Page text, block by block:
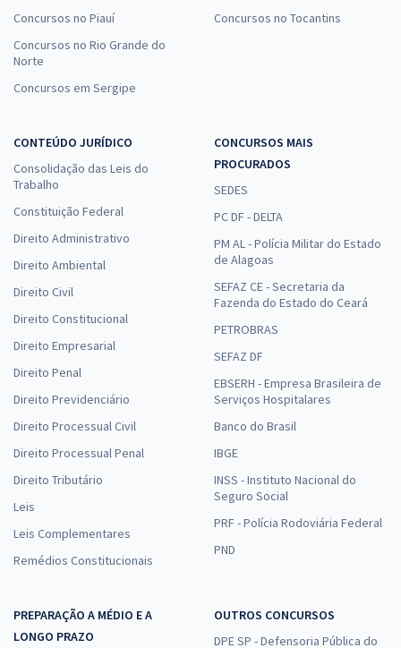
Concursos no Piauí
Concursos no Rio Grande do
Norte
Concursos em Sergipe
Concursos no Tocantins
CONTEÚDO JURÍDICO
Consolidação das Leis do
Trabalho
Constituição Federal
Direito Administrativo
Direito Ambiental
Direito Civil
Direito Constitucional
Direito Empresarial
Direito Penal
Direito Previdenciário
Direito Processual Civil
Direito Processual Penal
Direito Tributário
Leis
Leis Complementares
Remédios Constitucionais
CONCURSOS MAIS
PROCURADOS
SEDES
PC DF - DELTA
PM AL - Polícia Militar do Estado
de Alagoas
SEFAZ CE - Secretaria da
Fazenda do Estado do Ceará
PETROBRAS
SEFAZ DF
EBSERH - Empresa Brasileira de
Serviços Hospitalares
Banco do Brasil
IBGE
INSS - Instituto Nacional do
Seguro Social
PRF - Polícia Rodoviária Federal
PND
PREPARAÇÃO A MÉDIO E A
LONGO PRAZO
OUTROS CONCURSOS
DPE SP - Defensoria Pública do